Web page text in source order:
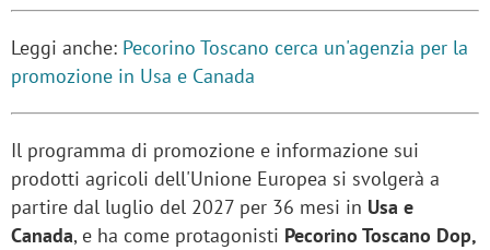
Leggi anche: Pecorino Toscano cerca un'agenzia per la
promozione in Usa e Canada
Il programma di promozione e informazione sui
prodotti agricoli dell'Unione Europea si svolgerà a
partire dal luglio del 2027 per 36 mesi in Usa e
Canada, e ha come protagonisti Pecorino Toscano Dop,